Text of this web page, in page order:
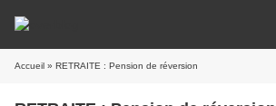
Accueil » RETRAITE : Pension de réversion